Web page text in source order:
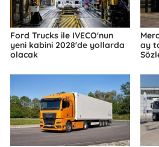
Ford Trucks ile IVECO'nun
yeni kabini 2028'de yollarda
olacak
ay